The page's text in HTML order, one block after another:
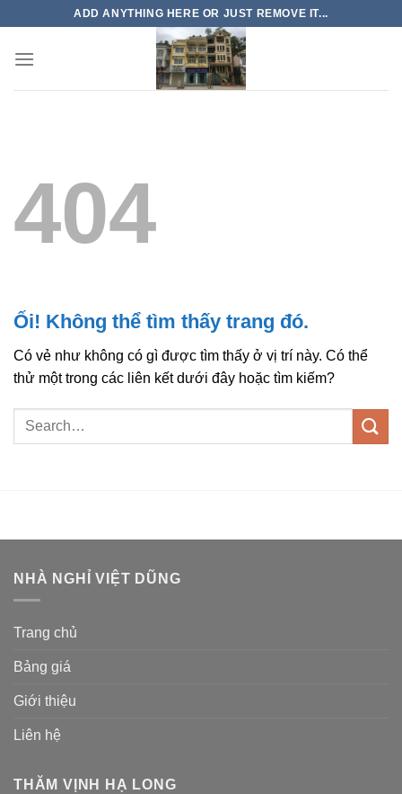
nội
ADD ANYTHING HERE OR JUST REMOVE IT...
404
Ối! Không thể tìm thấy trang đó.
Có vẻ như không có gì được tìm thấy ở vị trí này. Có thể
thử một trong các liên kết dưới đây hoặc tìm kiếm?
NHÀ NGHỈ VIỆT DŨNG
Trang chủ
Bảng giá
Giới thiệu
Liên hệ
THĂM VỊNH HẠ LONG